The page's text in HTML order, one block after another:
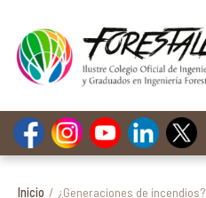
Inicio / ¿Generaciones de incendios?